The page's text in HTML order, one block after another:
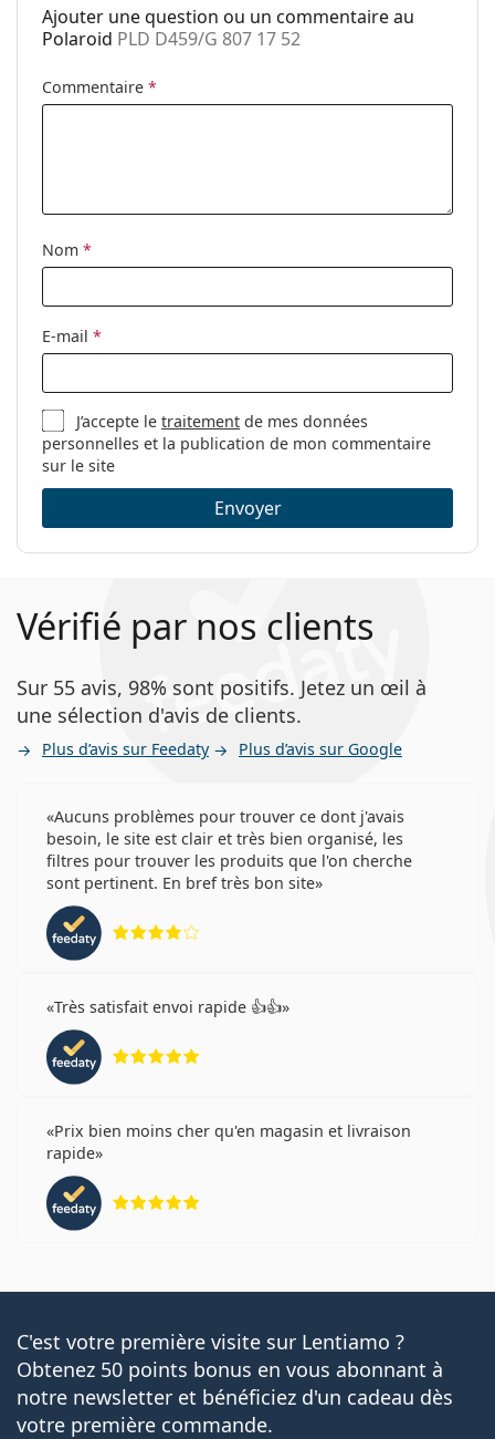
nez ajustables:
ressort:
nettoyage:
Sexe:
Catégorie:
Marque:
Polaroid
Code:
PLD D459/G 807 17 52
Ajouter une question ou un commentaire au
Polaroid PLD D459/G 807 17 52
Commentaire *
Nom *
E-mail *
J’accepte letraitement de mes données
personnelles et la publication de mon commentaire
sur le site
Envoyer
Vérifié par nos clients
Sur 55 avis, 98% sont positifs. Jetez un œil à
une sélection d'avis de clients.
Plus d’avis sur Feedaty Plus d’avis sur Google
Aucuns problèmes pour trouver ce dont j'avais
besoin, le site est clair et très bien organisé, les
filtres pour trouver les produits que l'on cherche
sont pertinent. En bref très bon site
Très satisfait envoi rapide 👍👍
Prix bien moins cher qu'en magasin et livraison
rapide
C'est votre première visite sur Lentiamo ?
Obtenez 50 points bonus en vous abonnant à
notre newsletter et bénéficiez d'un cadeau dès
votre première commande.